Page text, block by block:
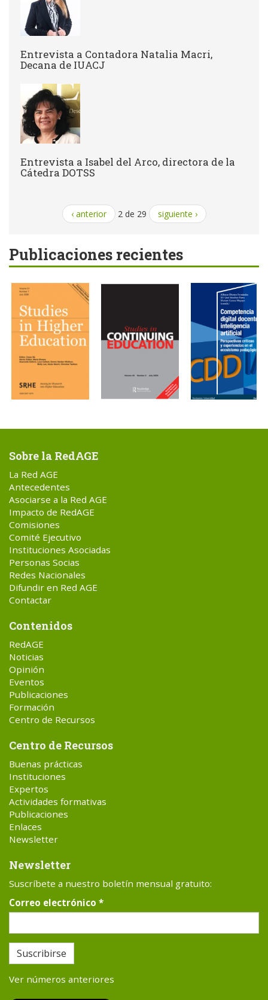
Entrevista a Contadora Natalia Macri,
Decana de IUACJ
Entrevista a Isabel del Arco, directora de la
Cátedra DOTSS
‹ anterior 2 de 29 siguiente ›
Publicaciones recientes
Sobre la RedAGE
La Red AGE
Antecedentes
Asociarse a la Red AGE
Impacto de RedAGE
Comisiones
Comité Ejecutivo
Instituciones Asociadas
Personas Socias
Redes Nacionales
Difundir en Red AGE
Contactar
Contenidos
RedAGE
Noticias
Opinión
Eventos
Publicaciones
Formación
Centro de Recursos
Centro de Recursos
Buenas prácticas
Instituciones
Expertos
Actividades formativas
Publicaciones
Enlaces
Newsletter
Newsletter
Suscríbete a nuestro boletín mensual gratuito:
Correo electrónico *
Suscribirse
Ver números anteriores